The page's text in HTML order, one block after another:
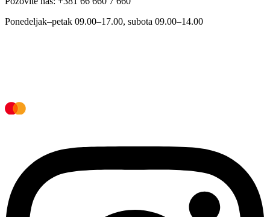
Ponedeljak–petak 09.00–17.00, subota 09.00–14.00